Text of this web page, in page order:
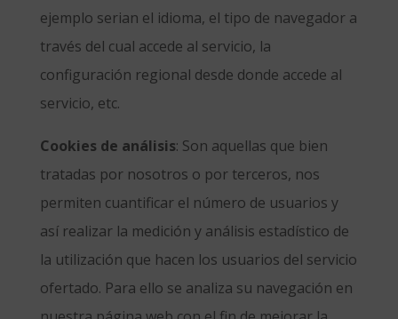
ejemplo serian el idioma, el tipo de navegador a
través del cual accede al servicio, la
configuración regional desde donde accede al
servicio, etc.
Cookies de análisis: Son aquellas que bien
tratadas por nosotros o por terceros, nos
permiten cuantificar el número de usuarios y
así realizar la medición y análisis estadístico de
la utilización que hacen los usuarios del servicio
ofertado. Para ello se analiza su navegación en